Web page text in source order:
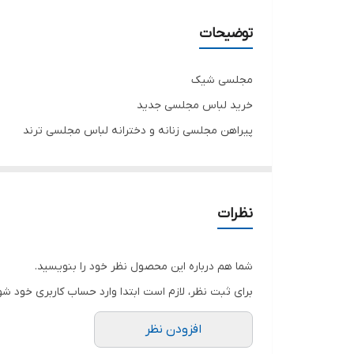
توضیحات
مجلسی شیک
خرید لباس مجلسی جدید
پیراهن مجلسی زنانه و دخترانه لباس مجلسی ترند
برای خرید سایز های بالاتر ۵۲ تا ۶۰ از واتس اپ پیام دهید ۰۹۰۵۳۷۷۴۹۵۷
.
دوستان عزیز در هنگام انتخاب مدل دقت کنید
نظرات
شما هم درباره این محصول نظر خود را بنویسید.
برای ثبت نظر، لازم است ابتدا وارد حساب کاربری خود
افزودن نظر